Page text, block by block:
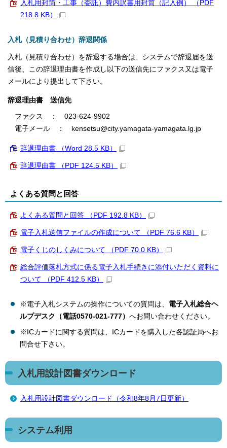
入札用封筒・工事（委託）費内訳書用封筒（記入例） （PDF
218.8 KB）
入札（見積り合わせ）辞退関係
入札（見積り合わせ）を辞退する場合は、システムで辞退届を送
信後、この辞退理由書を作成し以下の送信先にファクス又は電子
メールにより提出して下さい。
辞退理由書 送信先
ファクス ： 023-624-9902
電子メール ： kensetsu@city.yamagata-yamagata.lg.jp
辞退理由書 （Word 28.5 KB）
辞退理由書 （PDF 124.5 KB）
よくある質問と回答
よくある質問と回答 （PDF 192.8 KB）
電子入札送信ファイルの作成について （PDF 76.6 KB）
電子くじのしくみについて （PDF 70.0 KB）
総合評価落札方式に係る電子入札手続きに添付いただく資料に
ついて （PDF 412.5 KB）
※電子入札システムの操作についての質問は、 電子入札総合ヘ
ルプデスク（電話0570-021-777） へお問い合わせください。
※ICカードに関する質問は、ICカードを購入した各認証局へお
問合せ下さい。
入札用設計図書ダウンロード
入札用設計図書ダウンロード（令和8年8月7日更新）
システム利用